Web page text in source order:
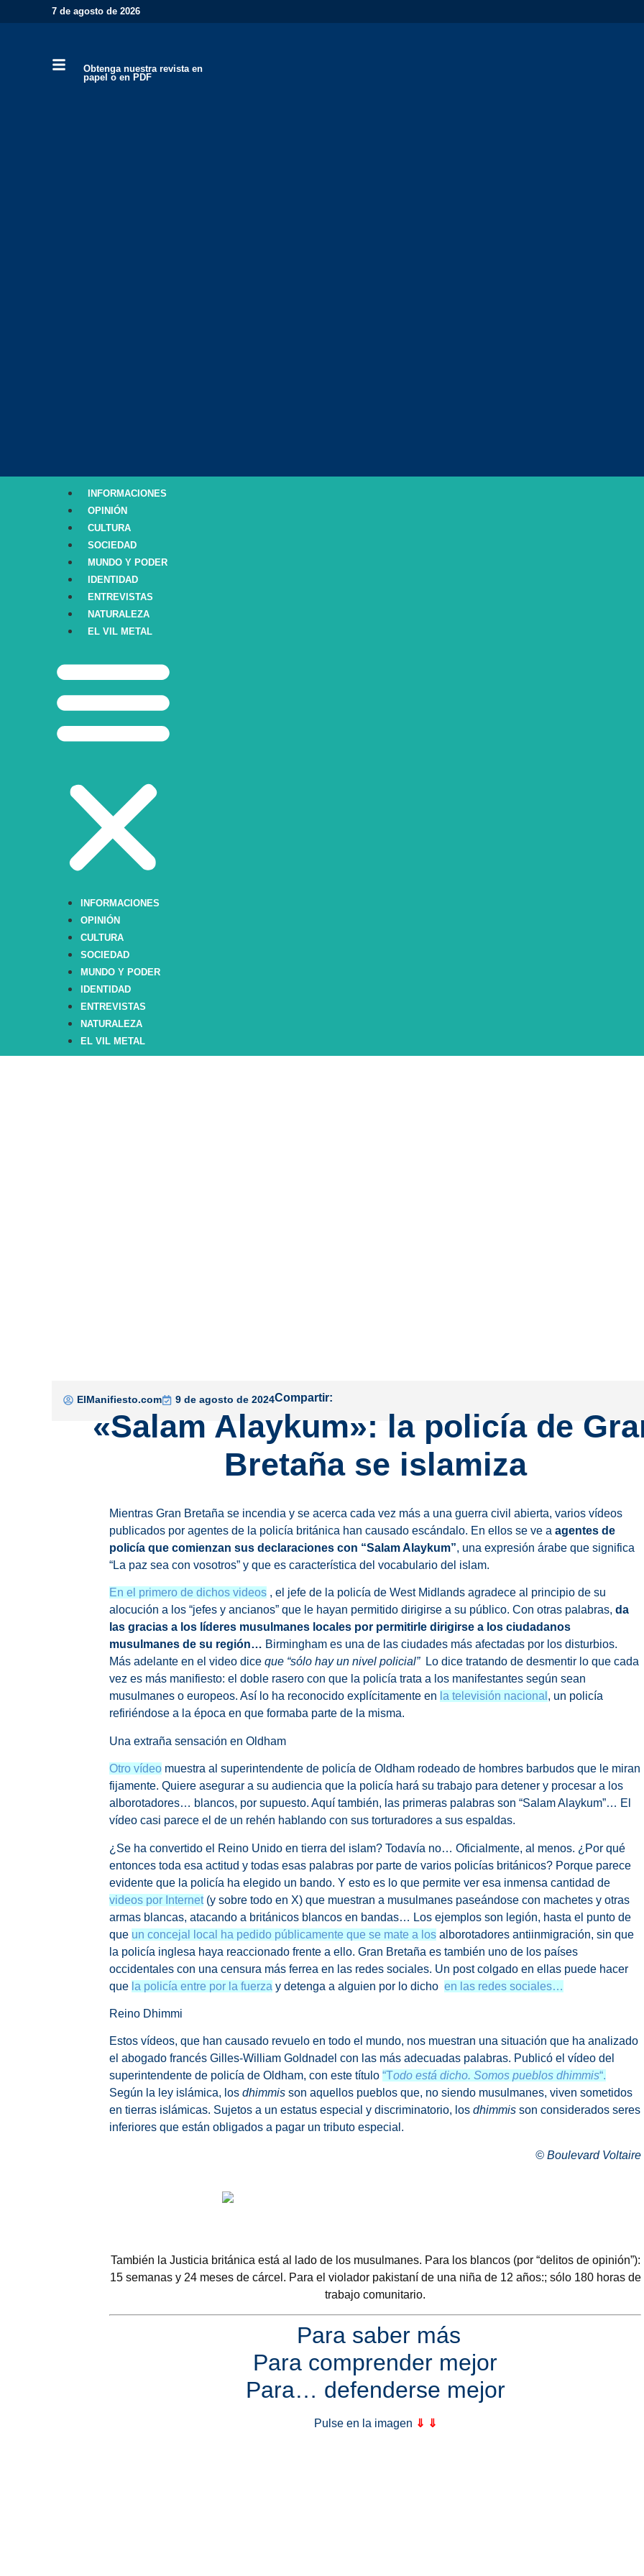
7 de agosto de 2026
Obtenga nuestra revista en
papel o en PDF
INFORMACIONES
OPINIÓN
CULTURA
SOCIEDAD
MUNDO Y PODER
IDENTIDAD
ENTREVISTAS
NATURALEZA
EL VIL METAL
INFORMACIONES
OPINIÓN
CULTURA
SOCIEDAD
MUNDO Y PODER
IDENTIDAD
ENTREVISTAS
NATURALEZA
EL VIL METAL
ElManifiesto.com 9 de agosto de 2024Compartir:
«Salam Alaykum»: la policía de
Bretaña se islamiza
Mientras Gran Bretaña se incendia y se acerca cada vez más a una guerra civil abierta, varios vídeos
publicados por agentes de la policía británica han causado escándalo. En ellos se ve a agentes de
policía que comienzan sus declaraciones con “Salam Alaykum”, una expresión árabe que significa
“La paz sea con vosotros” y que es característica del vocabulario del islam.
En el primero de dichos videos , el jefe de la policía de West Midlands agradece al principio de su
alocución a los “jefes y ancianos” que le hayan permitido dirigirse a su público. Con otras palabras, da
las gracias a los líderes musulmanes locales por permitirle dirigirse a los ciudadanos
musulmanes de su región… Birmingham es una de las ciudades más afectadas por los disturbios.
Más adelante en el video dice que “sólo hay un nivel policial” Lo dice tratando de desmentir lo que cada
vez es más manifiesto: el doble rasero con que la policía trata a los manifestantes según sean
musulmanes o europeos. Así lo ha reconocido explícitamente en la televisión nacional , un policía
refiriéndose a la época en que formaba parte de la misma.
Una extraña sensación en Oldham
Otro vídeo muestra al superintendente de policía de Oldham rodeado de hombres barbudos que le miran
fijamente. Quiere asegurar a su audiencia que la policía hará su trabajo para detener y procesar a los
alborotadores… blancos, por supuesto. Aquí también, las primeras palabras son “Salam Alaykum”… El
vídeo casi parece el de un rehén hablando con sus torturadores a sus espaldas.
¿Se ha convertido el Reino Unido en tierra del islam? Todavía no… Oficialmente, al menos. ¿Por qué
entonces toda esa actitud y todas esas palabras por parte de varios policías británicos? Porque parece
evidente que la policía ha elegido un bando. Y esto es lo que permite ver esa inmensa cantidad de
videos por Internet(y sobre todo en X) que muestran a musulmanes paseándose con machetes y otras
armas blancas, atacando a británicos blancos en bandas… Los ejemplos son legión, hasta el punto de
que un concejal local ha pedido públicamente que se mate a los alborotadores antiinmigración, sin que
la policía inglesa haya reaccionado frente a ello. Gran Bretaña es también uno de los países
occidentales con una censura más ferrea en las redes sociales. Un post colgado en ellas puede hacer
que la policía entre por la fuerza y detenga a alguien por lo dicho en las redes sociales…
Reino Dhimmi
Estos vídeos, que han causado revuelo en todo el mundo, nos muestran una situación que ha analizado
el abogado francés Gilles-William Goldnadel con las más adecuadas palabras. Publicó el vídeo del
superintendente de policía de Oldham, con este título “Todo está dicho. Somos pueblos dhimmis“.
Según la ley islámica, los dhimmis son aquellos pueblos que, no siendo musulmanes, viven sometidos
en tierras islámicas. Sujetos a un estatus especial y discriminatorio, los dhimmis son considerados seres
inferiores que están obligados a pagar un tributo especial.
© Boulevard Voltaire
También la Justicia británica está al lado de los musulmanes. Para los blancos (por “delitos de opinión”):
15 semanas y 24 meses de cárcel. Para el violador pakistaní de una niña de 12 años:; sólo 180 horas de
trabajo comunitario.
Para saber más
Para comprender mejor
Para… defenderse mejor
Pulse en la imagen ⇓ ⇓